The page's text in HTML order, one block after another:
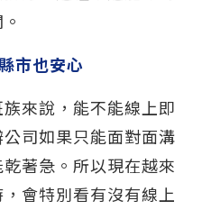
市也安心
來說，能不能線上即
司如果只能面對面溝
著急。所以現在越來
會特別看有沒有線上